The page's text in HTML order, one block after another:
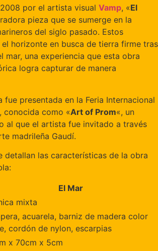
por el artista visual Vamp, «El
pieza que se sumerge en la
del siglo pasado. Estos
horizonte en busca de tierra firme tras
mar, una experiencia que esta obra
logra capturar de manera
fue presentada en la Feria Internacional
conocida como «Art of Prom«, un
al que el artista fue invitado a través
madrileña Gaudí.
detallan las características de la obra
El Mar
mixta
acuarela, barniz de madera color
cordón de nylon, escarpias
x 70cm x 5cm